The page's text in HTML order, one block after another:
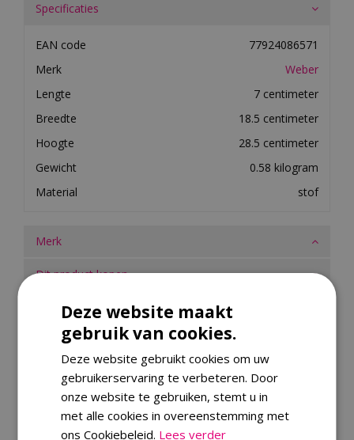
Specificaties
EAN code
77924086571
Merk
Weber
Lengte
7 centimeter
Breedte
18.5 centimeter
Hoogte
28.5 centimeter
Gewicht
0.58 kilogram
Material
stof
Merk
Dit product kopen
Kijk ook eens naar:
Deze website maakt
gebruik van cookies.
Deze website gebruikt cookies om uw
gebruikerservaring te verbeteren. Door
onze website te gebruiken, stemt u in
met alle cookies in overeenstemming met
ons Cookiebeleid. Lees verder